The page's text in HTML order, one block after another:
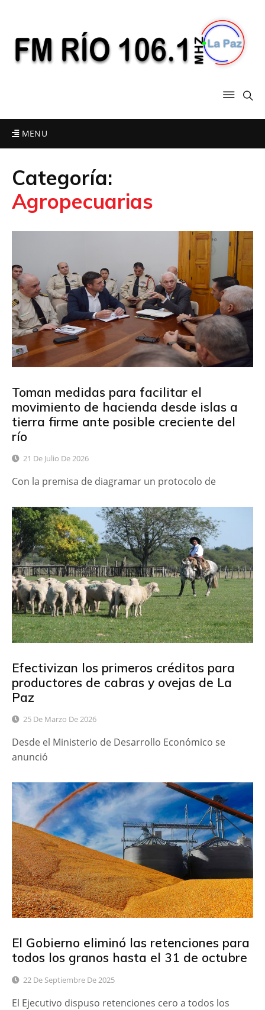
MENU
Categoría:
Agropecuarias
Toman medidas para facilitar el
movimiento de hacienda desde islas a
tierra firme ante posible creciente del
río
21 De Julio De 2026
Con la premisa de diagramar un protocolo de
Efectivizan los primeros créditos para
productores de cabras y ovejas de La
Paz
25 De Marzo De 2026
Desde el Ministerio de Desarrollo Económico se
anunció
El Gobierno eliminó las retenciones para
todos los granos hasta el 31 de octubre
22 De Septiembre De 2025
El Ejecutivo dispuso retenciones cero a todos los